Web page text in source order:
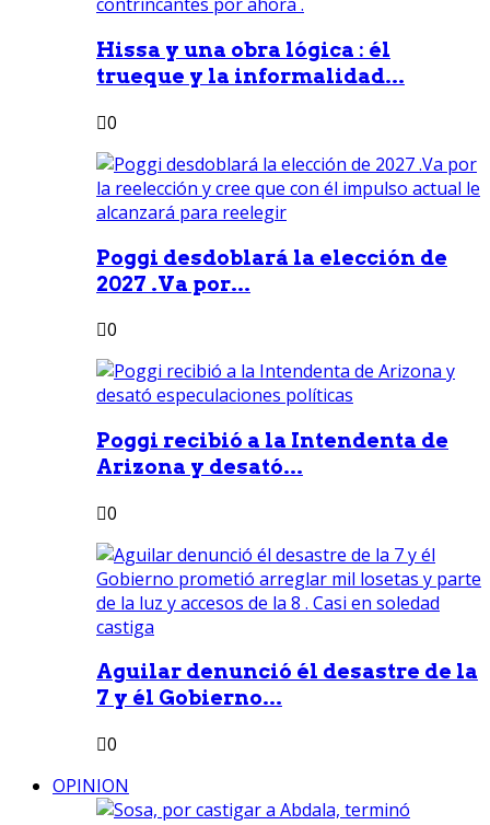
Hissa y una obra lógica : él
trueque y la informalidad...
0
Poggi desdoblará la elección de
2027 .Va por...
0
Poggi recibió a la Intendenta de
Arizona y desató...
0
Aguilar denunció él desastre de la
7 y él Gobierno...
0
OPINION